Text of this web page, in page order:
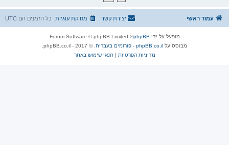
עמוד ראשי כל הזמנים הם UTC מחיקת עוגיות יצירת קשר
מופעל על ידי phpBB
® Forum Software © phpBB Limited
מבוסס על phpBB.co.il - פורומים בעברית
. © 2017 - phpBB.co.il.
מדיניות הפרטיות |תנאי שימוש באתר